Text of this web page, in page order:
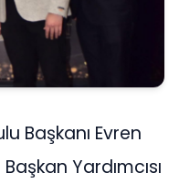
Başkanı Evren
Yardımcısı